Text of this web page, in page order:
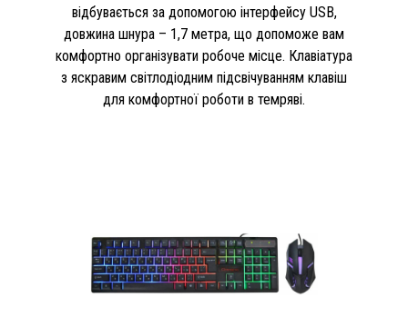
відбувається за допомогою інтерфейсу USB,
довжина шнура – 1,7 метра, що допоможе вам
комфортно організувати робоче місце. Клавіатура
з яскравим світлодіодним підсвічуванням клавіш
для комфортної роботи в темряві.